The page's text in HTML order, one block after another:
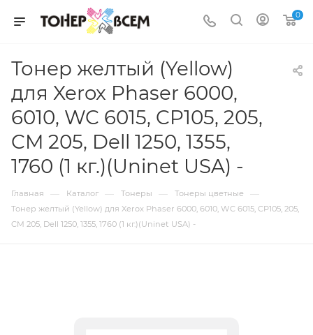
0
Тонер желтый (Yellow)
для Xerox Phaser 6000,
6010, WC 6015, CP105, 205,
CM 205, Dell 1250, 1355,
1760 (1 кг.)(Uninet USA) -
Главная — Каталог — Тонеры — Тонеры цветные —
Тонер желтый (Yellow) для Xerox Phaser 6000, 6010, WC 6015, CP105, 205,
CM 205, Dell 1250, 1355, 1760 (1 кг.)(Uninet USA) -